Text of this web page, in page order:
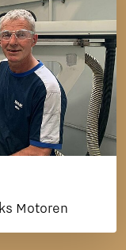
Motoren